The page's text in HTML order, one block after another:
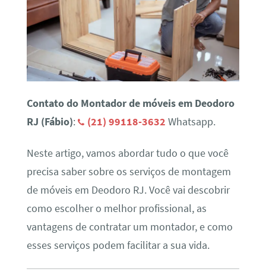
Contato do Montador de móveis em Deodoro
RJ (Fábio): (21) 99118-3632 Whatsapp.
Neste artigo, vamos abordar tudo o que você
precisa saber sobre os serviços de montagem
de móveis em Deodoro RJ. Você vai descobrir
como escolher o melhor profissional, as
vantagens de contratar um montador, e como
esses serviços podem facilitar a sua vida.